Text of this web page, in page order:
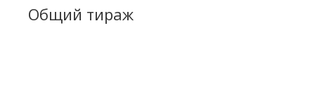
Общий тираж